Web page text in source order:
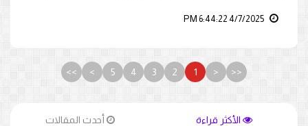
<<
<
1
2
3
4
5
>
>>
الأكثر قراءة أحدث المقالات